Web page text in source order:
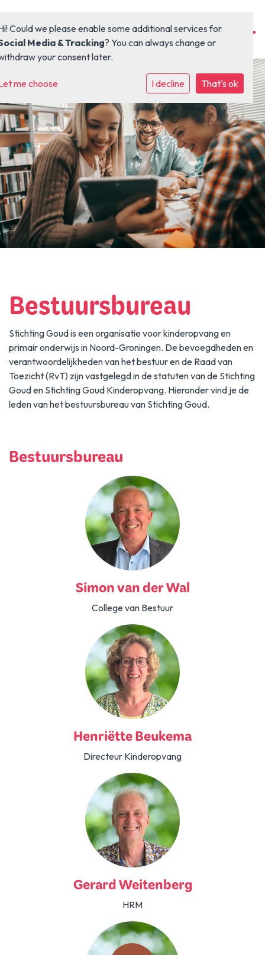
Home
Organisatie
Kinderopvang
Onderwijs
Locaties
Vacaturebank
Academie
Contact
Bestuursbureau
Stichting Goud is een organisatie voor kinderopvang en
primair onderwijs in Noord-Groningen. De bevoegdheden en
verantwoordelijkheden van het bestuur en de Raad van
Toezicht (RvT) zijn vastgelegd in de statuten van de Stichting
Goud en Stichting Goud Kinderopvang. Hieronder vind je de
leden van het bestuursbureau van Stichting Goud.
Bestuursbureau
Simon van der Wal
College van Bestuur
Henriëtte Beukema
Directeur Kinderopvang
Gerard Weitenberg
HRM
Could we please enable some additional services for
Media & Tracking? You can always change or
your consent later.
me choose I decline That's ok